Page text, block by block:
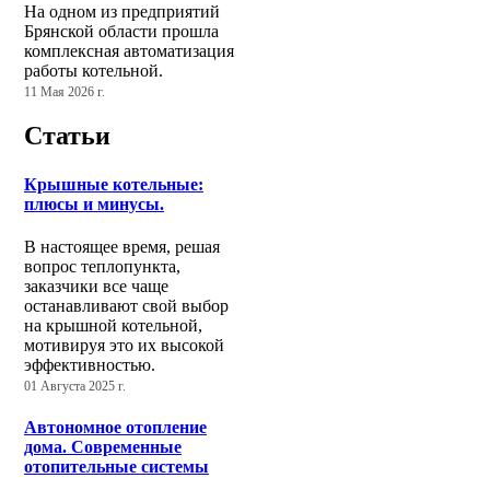
На одном из предприятий
Брянской области прошла
комплексная автоматизация
работы котельной.
11 Мая 2026 г.
Статьи
Крышные котельные:
плюсы и минусы.
В настоящее время, решая
вопрос теплопункта,
заказчики все чаще
останавливают свой выбор
на крышной котельной,
мотивируя это их высокой
эффективностью.
01 Августа 2025 г.
Автономное отопление
дома. Современные
отопительные системы